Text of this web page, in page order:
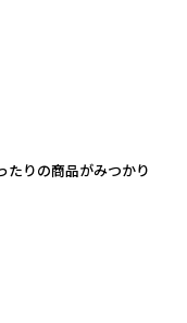
たりの商品がみつかり